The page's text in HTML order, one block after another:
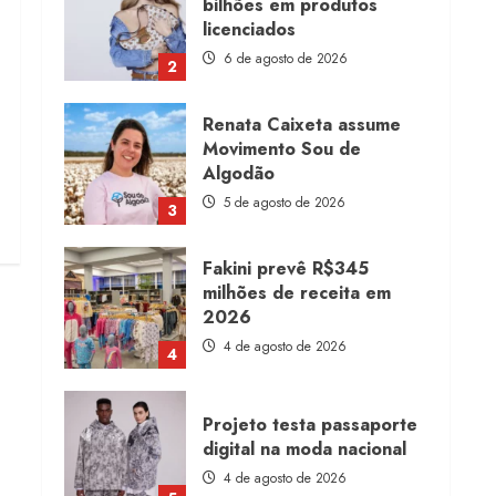
2
bilhões em produtos
licenciados
6 de agosto de 2026
3
Renata Caixeta assume
Movimento Sou de
Algodão
5 de agosto de 2026
4
Fakini prevê R$345
milhões de receita em
2026
4 de agosto de 2026
Projeto testa passaporte
digital na moda nacional
4 de agosto de 2026